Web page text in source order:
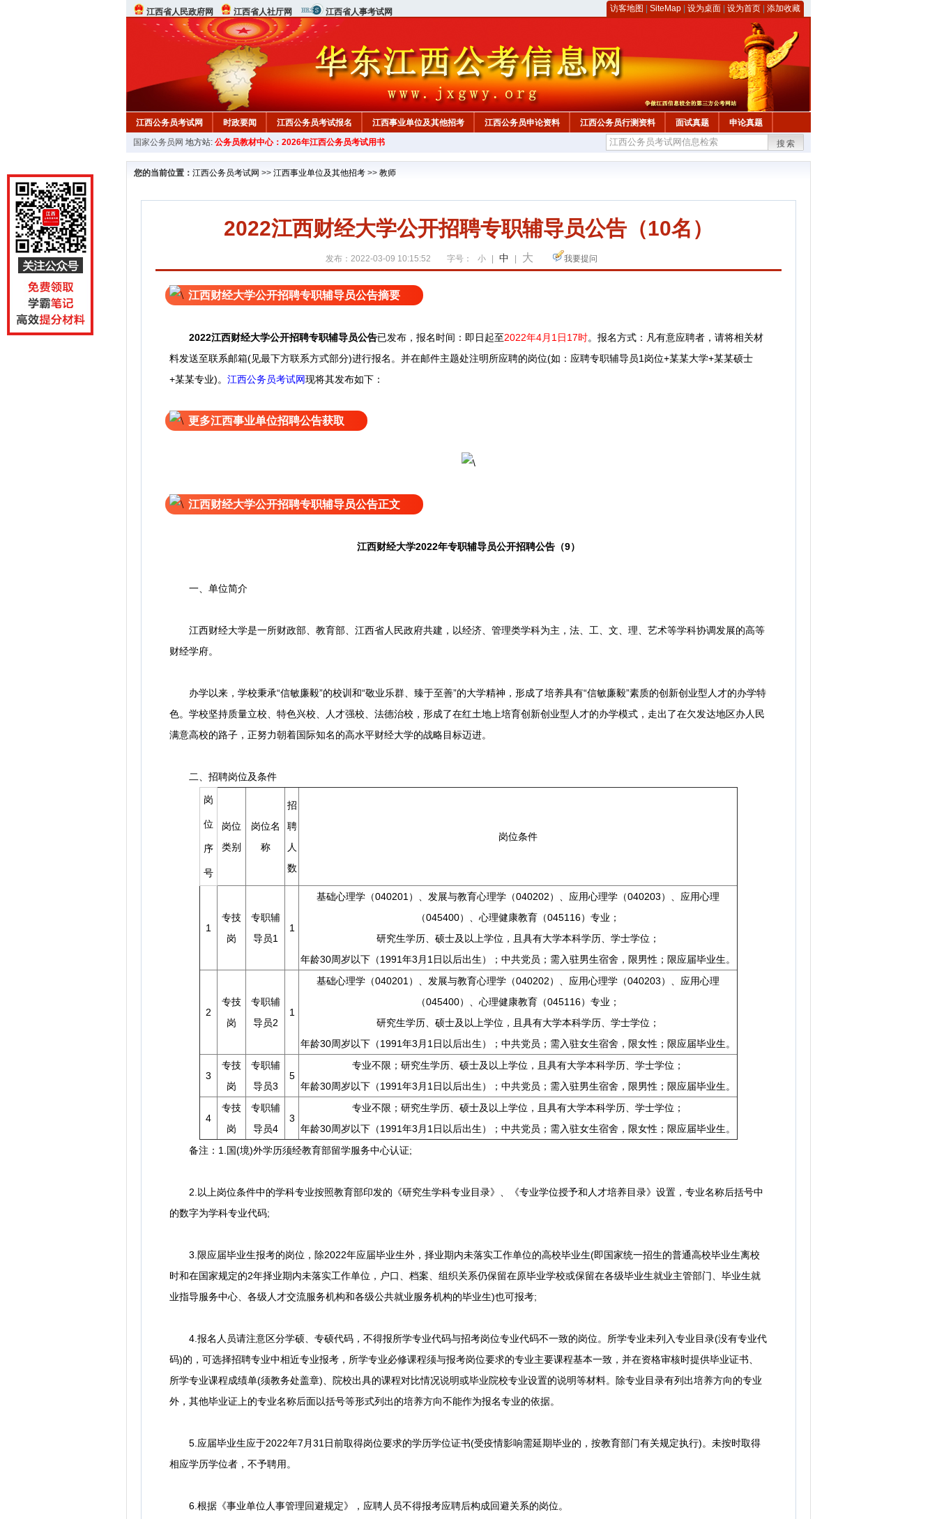
江西省人民政府网 江西省人社厅网 江西省人事考试网 访客地图 SiteMap 设为桌面 设为首页 添加收藏
江西公务员考试网 时政要闻 江西公务员考试报名 江西事业单位及其他招考 江西公务员申论资料 江西公务员行测资料 面试真题 申论真题
行测真题 在线咨询 教材中心
国家公务员网 地方站: 公务员教材中心：2026年江西公务员考试用书 搜索
您的当前位置： 江西公务员考试网 >> 江西事业单位及其他招考 >> 教师
2022江西财经大学公开招聘专职辅导员公告（10名）
发布：2022-03-09 10:15:52 字号： 小 中 大 我要提问
江西财经大学公开招聘专职辅导员公告摘要
2022江西财经大学公开招聘专职辅导员公告已发布， 报名时间：即日起至2022年4月1日17时。 报名方式：凡有意应聘者，请将相关材
料发送至联系邮箱(见最下方联系方式部分)进行报名。并在邮件主题处注明所应聘的岗位(如：应聘专职辅导员1岗位+某某大学+某某硕士
+某某专业)。 江西公务员考试网现将其发布如下：
更多江西事业单位招聘公告获取
江西财经大学公开招聘专职辅导员公告正文
江西财经大学2022年专职辅导员公开招聘公告（9）
一、单位简介
江西财经大学是一所财政部、教育部、江西省人民政府共建，以经济、管理类学科为主，法、工、文、理、艺术等学科协调发展的高等
财经学府。
办学以来，学校秉承“信敏廉毅”的校训和“敬业乐群、臻于至善”的大学精神，形成了培养具有“信敏廉毅”素质的创新创业型人才的办学特
色。学校坚持质量立校、特色兴校、人才强校、法德治校，形成了在红土地上培育创新创业型人才的办学模式，走出了在欠发达地区办人民
满意高校的路子，正努力朝着国际知名的高水平财经大学的战略目标迈进。
二、招聘岗位及条件
岗
位
序
号
岗位
类别
岗位名
称
招
聘
人
数
岗位条件
1
专技
岗
专职辅
导员1
1
基础心理学（040201）、发展与教育心理学（040202）、应用心理学（040203）、应用心理
（045400）、心理健康教育（045116）专业；
研究生学历、硕士及以上学位，且具有大学本科学历、学士学位；
年龄30周岁以下（1991年3月1日以后出生）；中共党员；需入驻男生宿舍，限男性；限应届毕业生。
2
专技
岗
专职辅
导员2
1
基础心理学（040201）、发展与教育心理学（040202）、应用心理学（040203）、应用心理
（045400）、心理健康教育（045116）专业；
研究生学历、硕士及以上学位，且具有大学本科学历、学士学位；
年龄30周岁以下（1991年3月1日以后出生）；中共党员；需入驻女生宿舍，限女性；限应届毕业生。
3
专技
岗
专职辅
导员3
5
专业不限；研究生学历、硕士及以上学位，且具有大学本科学历、学士学位；
年龄30周岁以下（1991年3月1日以后出生）；中共党员；需入驻男生宿舍，限男性；限应届毕业生。
4
专技
岗
专职辅
导员4
3
专业不限；研究生学历、硕士及以上学位，且具有大学本科学历、学士学位；
年龄30周岁以下（1991年3月1日以后出生）；中共党员；需入驻女生宿舍，限女性；限应届毕业生。
备注：1.国(境)外学历须经教育部留学服务中心认证;
2.以上岗位条件中的学科专业按照教育部印发的《研究生学科专业目录》、《专业学位授予和人才培养目录》设置，专业名称后括号中
的数字为学科专业代码;
3.限应届毕业生报考的岗位，除2022年应届毕业生外，择业期内未落实工作单位的高校毕业生(即国家统一招生的普通高校毕业生离校
时和在国家规定的2年择业期内未落实工作单位，户口、档案、组织关系仍保留在原毕业学校或保留在各级毕业生就业主管部门、毕业生就
业指导服务中心、各级人才交流服务机构和各级公共就业服务机构的毕业生)也可报考;
4.报名人员请注意区分学硕、专硕代码，不得报所学专业代码与招考岗位专业代码不一致的岗位。所学专业未列入专业目录(没有专业代
码)的，可选择招聘专业中相近专业报考，所学专业必修课程须与报考岗位要求的专业主要课程基本一致，并在资格审核时提供毕业证书、
所学专业课程成绩单(须教务处盖章)、院校出具的课程对比情况说明或毕业院校专业设置的说明等材料。除专业目录有列出培养方向的专业
外，其他毕业证上的专业名称后面以括号等形式列出的培养方向不能作为报名专业的依据。
5.应届毕业生应于2022年7月31日前取得岗位要求的学历学位证书(受疫情影响需延期毕业的，按教育部门有关规定执行)。未按时取得
相应学历学位者，不予聘用。
6.根据《事业单位人事管理回避规定》，应聘人员不得报考应聘后构成回避关系的岗位。